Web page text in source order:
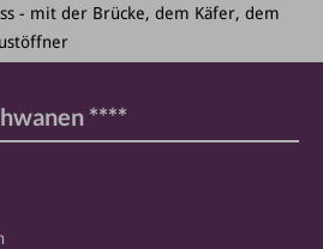
- mit der Brücke, dem Käfer, dem
****